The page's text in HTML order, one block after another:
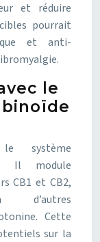
et réduire
pourrait
et anti-
le
système
Il module
CB1 et CB2,
d’autres
Cette
sur la